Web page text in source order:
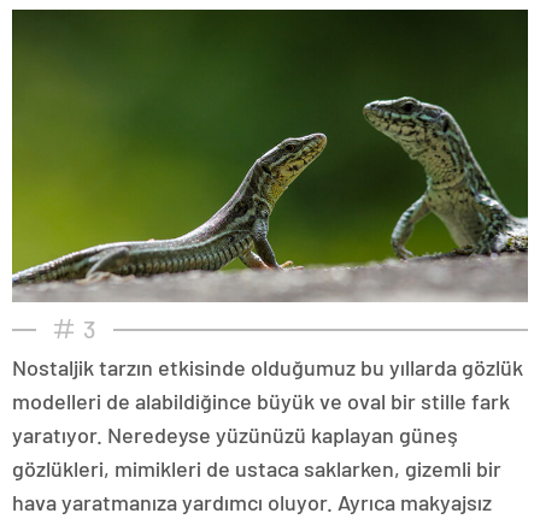
3
Nostaljik tarzın etkisinde olduğumuz bu yıllarda gözlük
modelleri de alabildiğince büyük ve oval bir stille fark
yaratıyor. Neredeyse yüzünüzü kaplayan güneş
gözlükleri, mimikleri de ustaca saklarken, gizemli bir
hava yaratmanıza yardımcı oluyor. Ayrıca makyajsız